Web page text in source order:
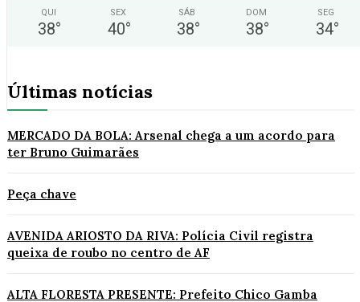
QUI
38°
SEX
40°
SÁB
38°
DOM
38°
SEG
34°
Últimas notícias
MERCADO DA BOLA: Arsenal chega a um acordo para
ter Bruno Guimarães
Peça chave
AVENIDA ARIOSTO DA RIVA: Polícia Civil registra
queixa de roubo no centro de AF
ALTA FLORESTA PRESENTE: Prefeito Chico Gamba